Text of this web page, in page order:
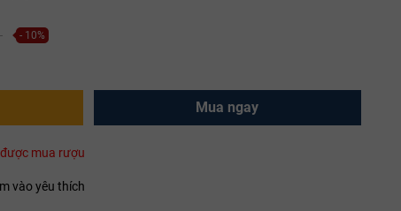
- 10%
Mua ngay
mua rượu
vào yêu thích